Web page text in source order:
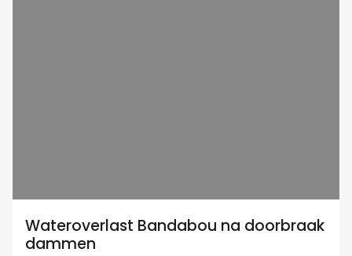
Wateroverlast Bandabou na doorbraak
dammen